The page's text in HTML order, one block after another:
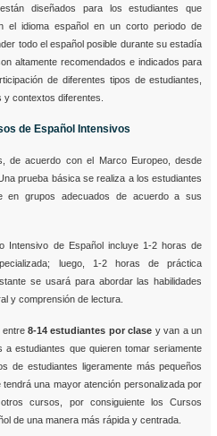
diseñados para los estudiantes que
el idioma español en un corto periodo de
todo el español posible durante su estadía
altamente recomendados e indicados para
de diferentes tipos de estudiantes,
contextos diferentes.
de Español Intensivos
de acuerdo con el Marco Europeo, desde
prueba básica se realiza a los estudiantes
en grupos adecuados de acuerdo a sus
Intensivo de Español incluye 1-2 horas de
luego, 1-2 horas de práctica
se usará para abordar las habilidades
y comprensión de lectura.
entre 8-14 estudiantes por clase y van a un
estudiantes que quieren tomar seriamente
de estudiantes ligeramente más pequeños
una mayor atención personalizada por
cursos, por consiguiente los Cursos
de una manera más rápida y centrada.